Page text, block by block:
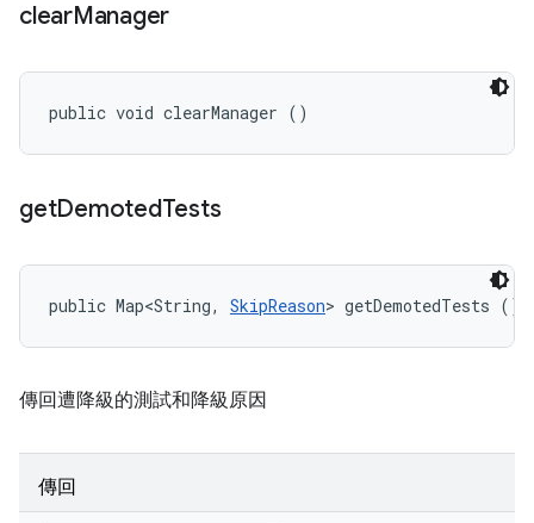
clearManager
public void clearManager ()
getDemotedTests
public Map<String, SkipReason> getDemotedTests ()
傳回遭降級的測試和降級原因
傳回